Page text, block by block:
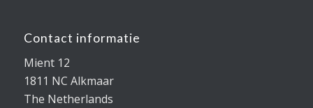
Contact informatie
Mient 12
1811 NC Alkmaar
The Netherlands